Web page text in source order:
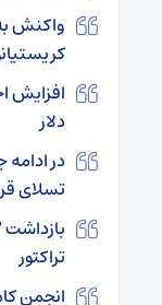
واکنش
دلار
در
تسلای
تراکتور
انجمن